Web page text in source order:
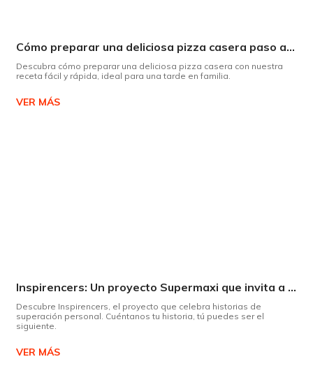
Cómo preparar una deliciosa pizza casera paso a paso
Descubra cómo preparar una deliciosa pizza casera con nuestra
receta fácil y rápida, ideal para una tarde en familia.
VER MÁS
Inspirencers: Un proyecto Supermaxi que invita a ser parte del cambio.
Descubre Inspirencers, el proyecto que celebra historias de
superación personal. Cuéntanos tu historia, tú puedes ser el
siguiente.
VER MÁS